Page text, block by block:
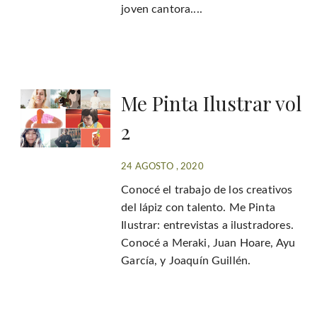
joven cantora....
Me Pinta Ilustrar vol
2
24 AGOSTO , 2020
Conocé el trabajo de los creativos
del lápiz con talento. Me Pinta
Ilustrar: entrevistas a ilustradores.
Conocé a Meraki, Juan Hoare, Ayu
García, y Joaquín Guillén.